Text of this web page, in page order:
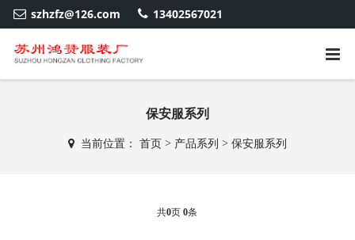
szhzfz@126.com 13402567021
保安服系列
当前位置： 首页> 产品系列 > 保安服系列
共0页0条